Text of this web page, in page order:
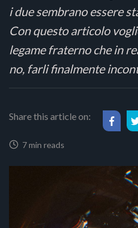
i due sembrano essere
Con questo articolo
legame fraterno che in
no, farli finalmente
Share this article on:
7 min reads